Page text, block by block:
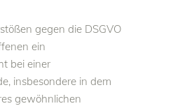
gegen die DSGVO
ein
bei einer
insbesondere in dem
gewöhnlichen